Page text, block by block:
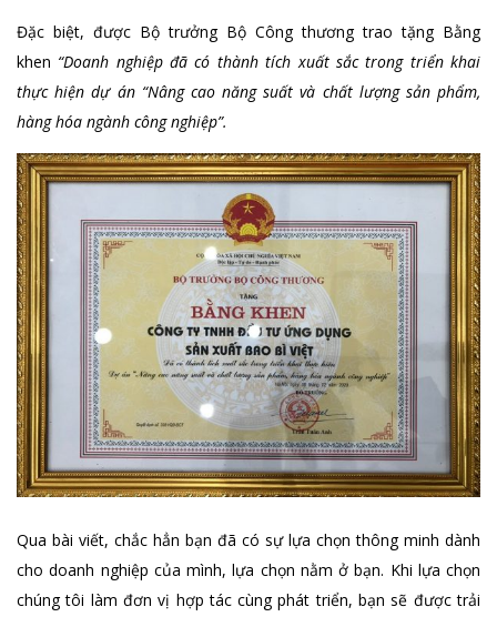
Đặc biệt, được Bộ trưởng Bộ Công thương trao tặng Bằng
khen “Doanh nghiệp đã có thành tích xuất sắc trong triển khai
thực hiện dự án “Nâng cao năng suất và chất lượng sản phẩm,
hàng hóa ngành công nghiệp”.
Qua bài viết, chắc hẳn bạn đã có sự lựa chọn thông minh dành
cho doanh nghiệp của mình, lựa chọn nằm ở bạn. Khi lựa chọn
chúng tôi làm đơn vị hợp tác cùng phát triển, bạn sẽ được trải